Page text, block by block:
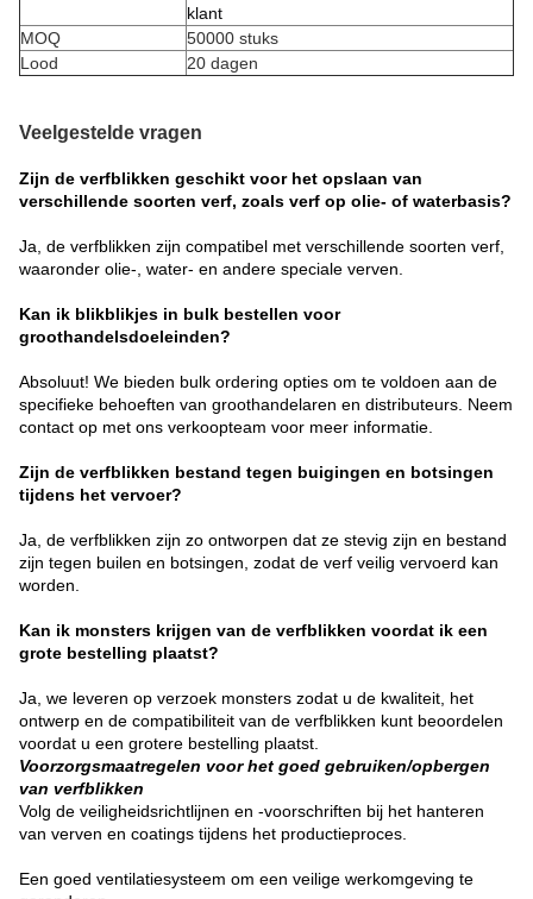
klant
MOQ
50000 stuks
Lood
20 dagen
Veelgestelde vragen
Zijn de verfblikken geschikt voor het opslaan van
verschillende soorten verf, zoals verf op olie- of waterbasis?
Ja, de verfblikken zijn compatibel met verschillende soorten verf,
waaronder olie-, water- en andere speciale verven.
Kan ik blikblikjes in bulk bestellen voor
groothandelsdoeleinden?
Absoluut! We bieden bulk ordering opties om te voldoen aan de
specifieke behoeften van groothandelaren en distributeurs. Neem
contact op met ons verkoopteam voor meer informatie.
Zijn de verfblikken bestand tegen buigingen en botsingen
tijdens het vervoer?
Ja, de verfblikken zijn zo ontworpen dat ze stevig zijn en bestand
zijn tegen builen en botsingen, zodat de verf veilig vervoerd kan
worden.
Kan ik monsters krijgen van de verfblikken voordat ik een
grote bestelling plaatst?
Ja, we leveren op verzoek monsters zodat u de kwaliteit, het
ontwerp en de compatibiliteit van de verfblikken kunt beoordelen
voordat u een grotere bestelling plaatst.
Voorzorgsmaatregelen voor het goed gebruiken/opbergen
van verfblikken
Volg de veiligheidsrichtlijnen en -voorschriften bij het hanteren
van verven en coatings tijdens het productieproces.
Een goed ventilatiesysteem om een veilige werkomgeving te